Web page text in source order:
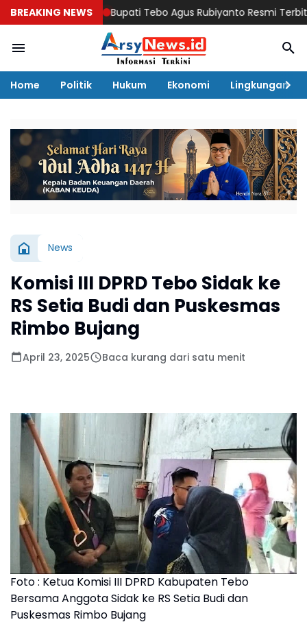
BREAKING NEWSBupati Tebo Agus Rubiyanto Resmi Terbitkan SE
Home Politik Hukum Ekonomi Lingkungan
News
Komisi III DPRD Tebo Sidak ke
RS Setia Budi dan Puskesmas
Rimbo Bujang
April 23, 2025 Baca kurang dari satu menit
Foto : Ketua Komisi III DPRD Kabupaten Tebo
Bersama Anggota Sidak ke RS Setia Budi dan
Puskesmas Rimbo Bujang